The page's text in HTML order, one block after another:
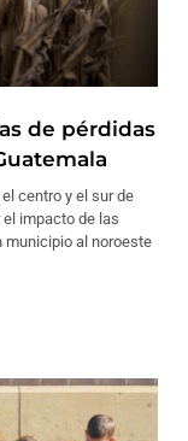
de pérdidas
centro y el sur de
impacto de las
municipio al noroeste